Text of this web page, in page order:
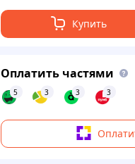
Купить
Оплатить частями
5 3 3 3